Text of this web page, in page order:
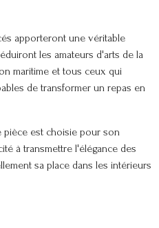
apporteront une véritable
les amateurs d'arts de la
maritime et tous ceux qui
de transformer un repas en
pièce est choisie pour son
à transmettre l'élégance des
sa place dans les intérieurs